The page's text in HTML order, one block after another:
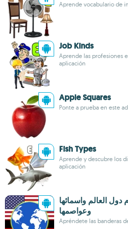
Aprende vocabulario de
Job Kinds
Aprende las profesiones
aplicación
Apple Squares
Ponte a prueba en este
Fish Types
Aprende y descubre los
aplicación
دول العالم واسمائها
وعواصمها
Apréndete las banderas